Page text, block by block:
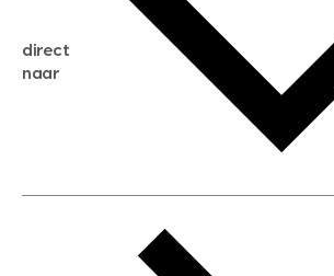
huis verkopen
huis kopen
aankoopadvies
verkoopadvies
direct
naar
hypotheek berekenen